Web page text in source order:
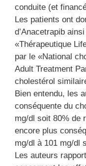
conduite (et
Les patients ont
d’Anacetrapib
«Thérapeutique
par le «National
Adult Treatment
cholestérol
Bien entendu, les
conséquente du
mg/dl soit 80% de
encore plus
mg/dl à 101 mg/dl
Les auteurs